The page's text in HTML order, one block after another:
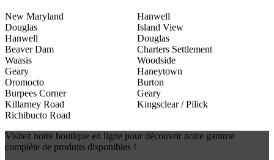
New Maryland
Hanwell
Douglas
Island View
Hanwell
Douglas
Beaver Dam
Charters Settlement
Waasis
Woodside
Geary
Haneytown
Oromocto
Burton
Burpees Corner
Geary
Killarney Road
Kingsclear / Pilick
Richibucto Road
Visitez notre boutique en ligne pour découvrir notre gamme
complète de produits disponibles !